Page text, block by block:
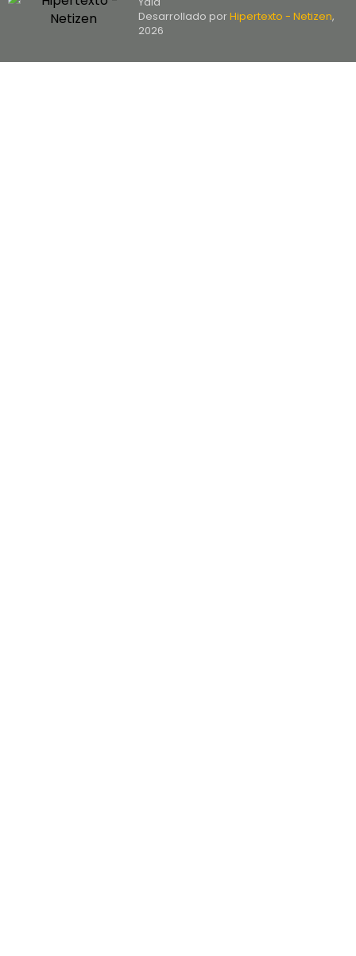
Desarrollado porHipertexto - Netizen,
2026